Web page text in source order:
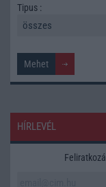
Tipus :
HÍRLEVÉL